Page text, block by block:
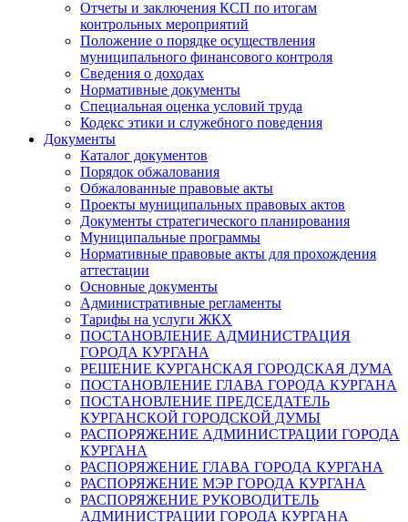
Отчеты и заключения КСП по итогам
контрольных мероприятий
Положение о порядке осуществления
муниципального финансового контроля
Сведения о доходах
Нормативные документы
Специальная оценка условий труда
Кодекс этики и служебного поведения
Документы
Каталог документов
Порядок обжалования
Обжалованные правовые акты
Проекты муниципальных правовых актов
Документы стратегического планирования
Муниципальные программы
Нормативные правовые акты для прохождения
аттестации
Основные документы
Административные регламенты
Тарифы на услуги ЖКХ
ПОСТАНОВЛЕНИЕ АДМИНИСТРАЦИЯ
ГОРОДА КУРГАНА
РЕШЕНИЕ КУРГАНСКАЯ ГОРОДСКАЯ ДУМА
ПОСТАНОВЛЕНИЕ ГЛАВА ГОРОДА КУРГАНА
ПОСТАНОВЛЕНИЕ ПРЕДСЕДАТЕЛЬ
КУРГАНСКОЙ ГОРОДСКОЙ ДУМЫ
РАСПОРЯЖЕНИЕ АДМИНИСТРАЦИИ ГОРОДА
КУРГАНА
РАСПОРЯЖЕНИЕ ГЛАВА ГОРОДА КУРГАНА
РАСПОРЯЖЕНИЕ МЭР ГОРОДА КУРГАНА
РАСПОРЯЖЕНИЕ РУКОВОДИТЕЛЬ
АДМИНИСТРАЦИИ ГОРОДА КУРГАНА